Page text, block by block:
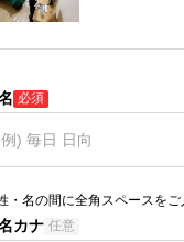
必須
・名の間に全角スペースをご
カナ 任意